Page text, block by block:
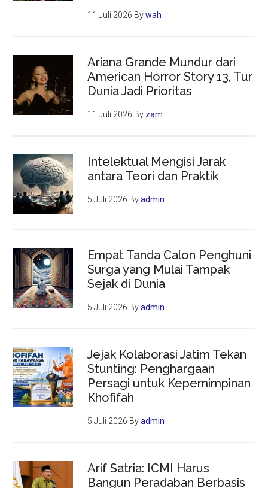
11 Juli 2026 Bywah
Ariana Grande Mundur dari
American Horror Story 13, Tur
Dunia Jadi Prioritas
11 Juli 2026 By zam
Intelektual Mengisi Jarak
antara Teori dan Praktik
5 Juli 2026 Byadmin
Empat Tanda Calon Penghuni
Surga yang Mulai Tampak
Sejak di Dunia
5 Juli 2026 Byadmin
Jejak Kolaborasi Jatim Tekan
Stunting: Penghargaan
Persagi untuk Kepemimpinan
Khofifah
5 Juli 2026 Byadmin
Arif Satria: ICMI Harus
Bangun Peradaban Berbasis